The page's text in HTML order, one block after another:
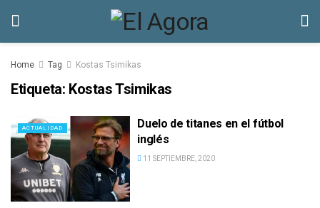
Home Tag Kostas Tsimikas
Etiqueta: Kostas Tsimikas
ACTUALIDAD
Duelo de titanes en el fútbol
inglés
11 SEPTIEMBRE, 2020